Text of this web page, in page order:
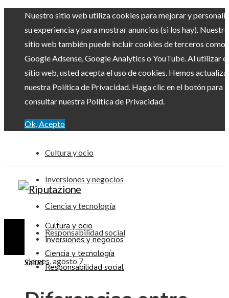
Nuestro sitio web utiliza cookies para mejorar y
su experiencia y para mostrar anuncios (si los hay). Nuestro
sitio web también puede incluir cookies de terceros como
Google Adsense, Google Analytics o YouTube. Al utilizar el
sitio web, usted acepta el uso de cookies. Hemos
nuestra Política de Privacidad. Haga clic en el botón para
consultar nuestra Política de Privacidad.
Ok, Acepto
Cultura y ocio
Inversiones y negocios
Ciencia y tecnología
Responsabilidad social
viernes, agosto 7
Cultura y ocio
Inversiones y negocios
Ciencia y tecnología
Responsabilidad social
Salud